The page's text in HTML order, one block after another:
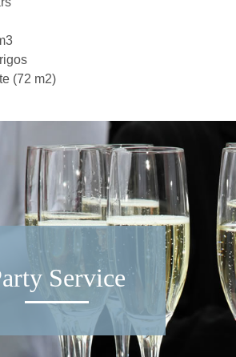
(72 m2)
Service